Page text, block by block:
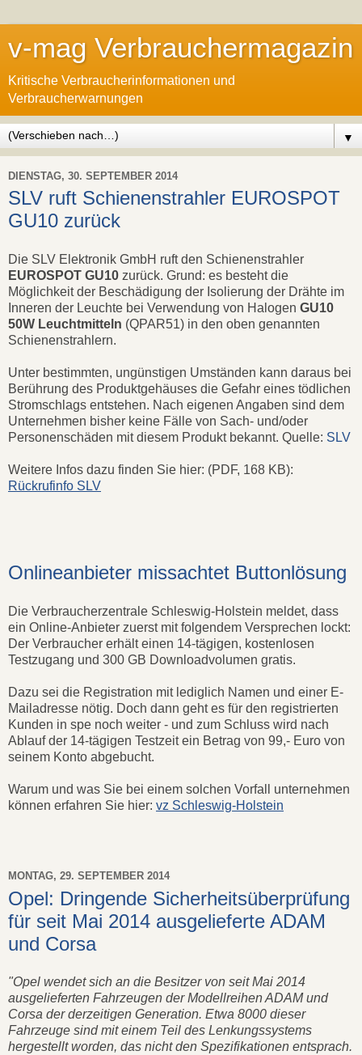
v-mag Verbrauchermagazin
Kritische Verbraucherinformationen und
Verbraucherwarnungen
▼
DIENSTAG, 30. SEPTEMBER 2014
SLV ruft Schienenstrahler EUROSPOT
GU10 zurück
Die SLV Elektronik GmbH ruft den Schienenstrahler
EUROSPOT GU10 zurück. Grund: es besteht die
Möglichkeit der Beschädigung der Isolierung der Drähte im
Inneren der Leuchte bei Verwendung von Halogen GU10
50W Leuchtmitteln (QPAR51) in den oben genannten
Schienenstrahlern.
Unter bestimmten, ungünstigen Umständen kann daraus bei
Berührung des Produktgehäuses die Gefahr eines tödlichen
Stromschlags entstehen. Nach eigenen Angaben sind dem
Unternehmen bisher keine Fälle von Sach‐ und/oder
Personenschäden mit diesem Produkt bekannt. Quelle: SLV
Weitere Infos dazu finden Sie hier: (PDF, 168 KB):
Rückrufinfo SLV
Onlineanbieter missachtet Buttonlösung
Die Verbraucherzentrale Schleswig-Holstein meldet, dass
ein Online-Anbieter zuerst mit folgendem Versprechen lockt:
Der Verbraucher erhält einen 14-tägigen, kostenlosen
Testzugang und 300 GB Downloadvolumen gratis.
Dazu sei die Registration mit lediglich Namen und einer E-
Mailadresse nötig. Doch dann geht es für den registrierten
Kunden in spe noch weiter - und zum Schluss wird nach
Ablauf der 14-tägigen Testzeit ein Betrag von 99,- Euro von
seinem Konto abgebucht.
Warum und was Sie bei einem solchen Vorfall unternehmen
können erfahren Sie hier: vz Schleswig-Holstein
MONTAG, 29. SEPTEMBER 2014
Opel: Dringende Sicherheitsüberprüfung
für seit Mai 2014 ausgelieferte ADAM
und Corsa
"Opel wendet sich an die Besitzer von seit Mai 2014
ausgelieferten Fahrzeugen der Modellreihen ADAM und
Corsa der derzeitigen Generation. Etwa 8000 dieser
Fahrzeuge sind mit einem Teil des Lenkungssystems
hergestellt worden, das nicht den Spezifikationen entsprach.